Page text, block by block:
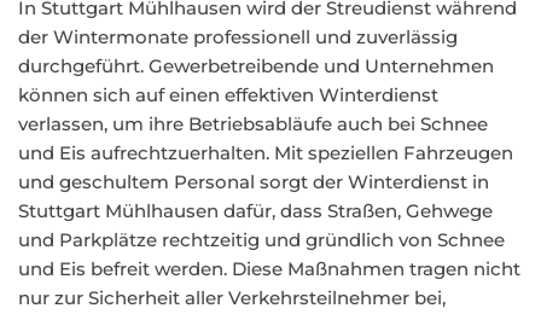
In Stuttgart Mühlhausen wird der Streudienst während
der Wintermonate professionell und zuverlässig
durchgeführt. Gewerbetreibende und Unternehmen
können sich auf einen effektiven Winterdienst
verlassen, um ihre Betriebsabläufe auch bei Schnee
und Eis aufrechtzuerhalten. Mit speziellen Fahrzeugen
und geschultem Personal sorgt der Winterdienst in
Stuttgart Mühlhausen dafür, dass Straßen, Gehwege
und Parkplätze rechtzeitig und gründlich von Schnee
und Eis befreit werden. Diese Maßnahmen tragen nicht
nur zur Sicherheit aller Verkehrsteilnehmer bei,